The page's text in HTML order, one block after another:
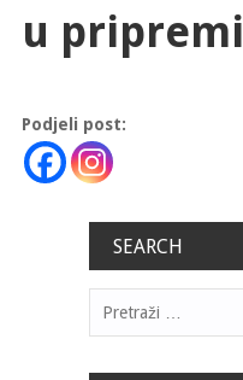
u
Podjeli post:
SEARCH